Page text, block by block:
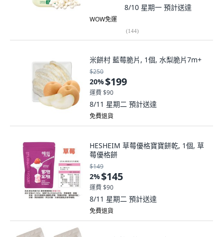
8/10 星期一 預計送達
WOW免運
(144)
米餅村 藍莓脆片, 1個, 水梨脆片7m+
$250
20%$199
運費 $90
8/11 星期二 預計送達
免費退貨
HESHEIM 草莓優格寶寶餅乾, 1個, 草
莓優格餅
$149
2%$145
運費 $90
8/11 星期二 預計送達
免費退貨